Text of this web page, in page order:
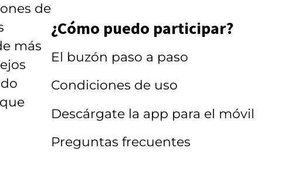
de
más
¿Cómo puedo participar?
El buzón paso a paso
Condiciones de uso
Descárgate la app para el móvil
Preguntas frecuentes